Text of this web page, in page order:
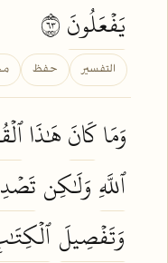
يَفۡعَلُونَ
التفسير حفظ
وَمَاكَانَهَٰذَا
ٱللَّهِ وَلَٰكِن
وَتَفۡصِيلَ